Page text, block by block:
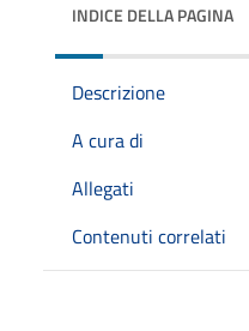
INDICE DELLA PAGINA
Descrizione
A cura di
Allegati
Contenuti correlati